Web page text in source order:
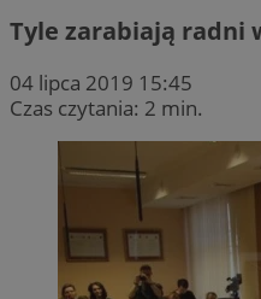
Tyle zarabiają radni
04 lipca 2019 15:45
Czas czytania: 2 min.